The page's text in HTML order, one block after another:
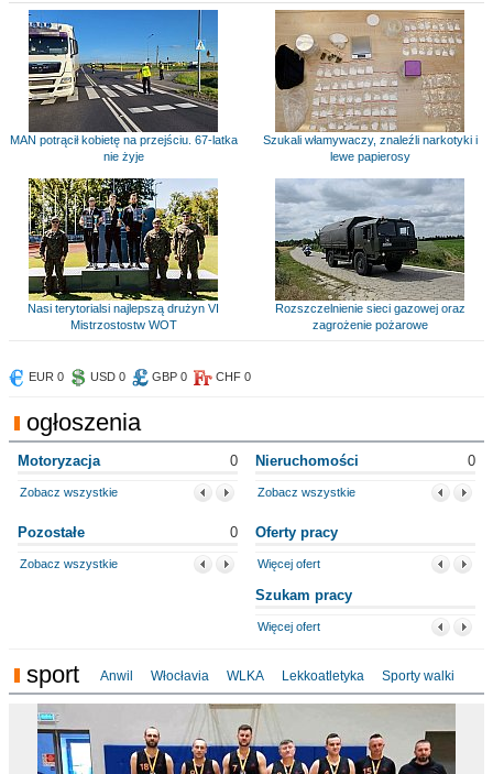
MAN potrącił kobietę na przejściu. 67-latka
nie żyje
Szukali włamywaczy, znaleźli narkotyki i
lewe papierosy
Nasi terytorialsi najlepszą drużyn VI
Mistrzostostw WOT
Rozszczelnienie sieci gazowej oraz
zagrożenie pożarowe
EUR 0 USD 0 GBP 0 CHF 0
ogłoszenia
Motoryzacja 0
Zobacz wszystkie
Nieruchomości 0
Zobacz wszystkie
Pozostałe 0
Zobacz wszystkie
Oferty pracy
Więcej ofert
Szukam pracy
Więcej ofert
sport Anwil Włocłavia WLKA Lekkoatletyka Sporty walki